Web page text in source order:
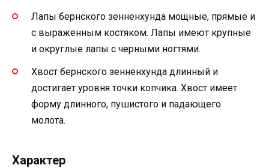
Лапы бернского зенненхунда мощные, прямые и
с выраженным костяком. Лапы имеют крупные
и округлые лапы с черными ногтями.
Хвост бернского зенненхунда длинный и
достигает уровня точки копчика. Хвост имеет
форму длинного, пушистого и падающего
молота.
Характер